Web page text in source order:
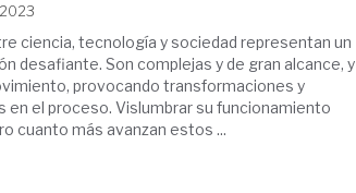
ciencia, tecnología y sociedad representan un
desafiante. Son complejas y de gran alcance, y
provocando transformaciones y
en el proceso. Vislumbrar su funcionamiento
cuanto más avanzan estos ...